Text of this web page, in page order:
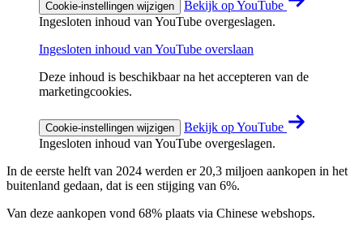
Cookie-instellingen wijzigen
Bekijk op YouTube
Ingesloten inhoud van YouTube overgeslagen.
Ingesloten inhoud van YouTube overslaan
Deze inhoud is beschikbaar na het accepteren van de
marketingcookies.
Cookie-instellingen wijzigen
Bekijk op YouTube
Ingesloten inhoud van YouTube overgeslagen.
In de eerste helft van 2024 werden er 20,3 miljoen aankopen in het
buitenland gedaan, dat is een stijging van 6%.
Van deze aankopen vond 68% plaats via Chinese webshops.